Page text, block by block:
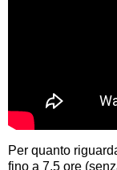
Per quanto
fino a 7,5 ore